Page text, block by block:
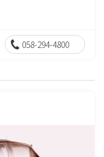
058-294-4800